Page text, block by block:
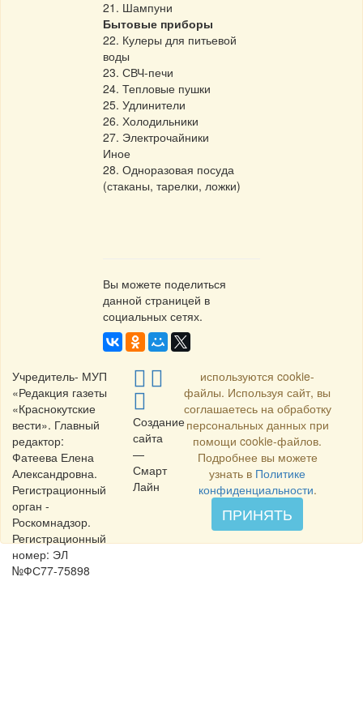
21. Шампуни
Бытовые приборы
22. Кулеры для питьевой
воды
23. СВЧ-печи
24. Тепловые пушки
25. Удлинители
26. Холодильники
27. Электрочайники
Иное
28. Одноразовая посуда
(стаканы, тарелки, ложки)
Вы можете поделиться
данной страницей в
социальных сетях.
Учредитель- МУП
«Редакция газеты
«Краснокутские
вести». Главный
редактор:
Фатеева Елена
Александровна.
Регистрационный
орган -
Роскомнадзор.
Регистрационный
номер: ЭЛ
№ФС77-75898
Создание
сайта
—
Смарт
Лайн
используются cookie-
файлы. Используя сайт, вы
соглашаетесь на обработку
персональных данных при
помощи cookie-файлов.
Подробнее вы можете
узнать в Политике
конфиденциальности.
ПРИНЯТЬ